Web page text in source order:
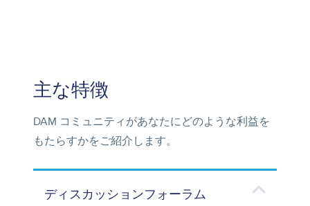
主な特徴
DAM コミュニティがあなたにどのような利益を
もたらすかをご紹介します。
ディスカッションフォーラム